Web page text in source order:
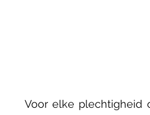
Voor elke plechtigheid